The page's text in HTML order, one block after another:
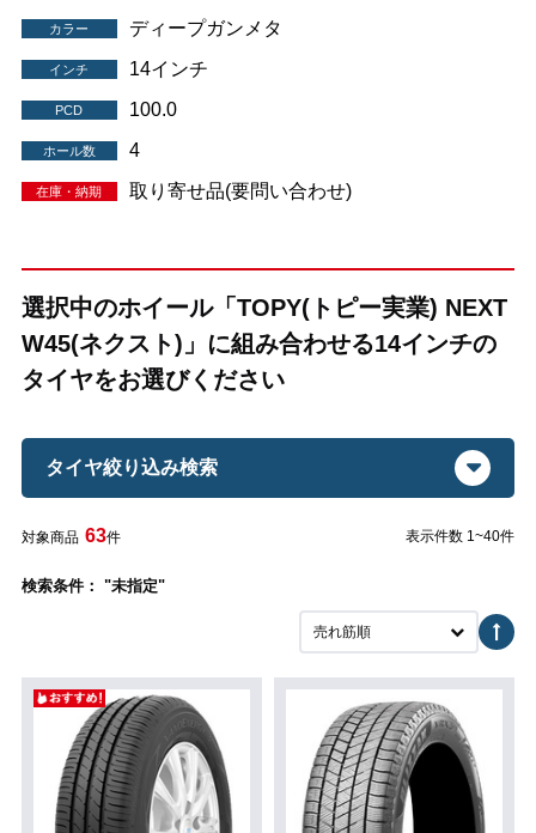
カラー ディープガンメタ
インチ 14インチ
PCD 100.0
ホール数 4
在庫・納期 取り寄せ品(要問い合わせ)
選択中のホイール「TOPY(トピー実業) NEXT
W45(ネクスト)」に組み合わせる14インチの
タイヤをお選びください
タイヤ絞り込み検索
対象商品 63件 表示件数 1~40件
検索条件： "未指定"
売れ筋順